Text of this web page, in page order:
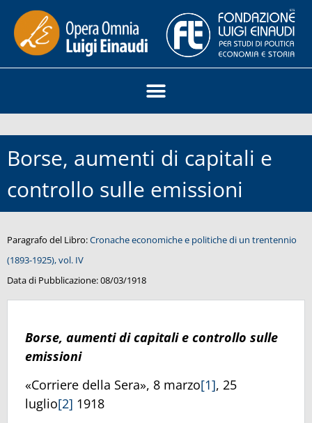
Borse, aumenti di capitali e
controllo sulle emissioni
Paragrafo del Libro:Cronache economiche e politiche di un trentennio
(1893-1925), vol. IV
Data di Pubblicazione:08/03/1918
Borse, aumenti di capitali e controllo sulle
emissioni
«Corriere della Sera», 8 marzo[1], 25
luglio[2] 1918